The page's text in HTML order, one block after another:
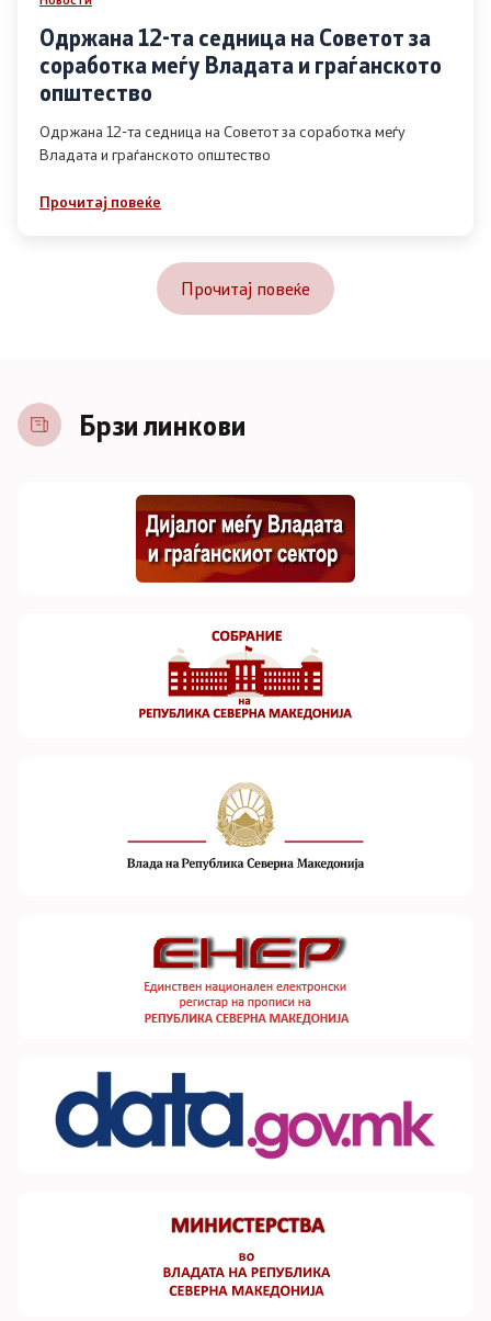
Одржана 12-та седница на Советот за
соработка меѓу Владата и граѓанското
општество
Одржана 12-та седница на Советот за соработка меѓу
Владата и граѓанското општество
Прочитај повеќе
Прочитај повеќе
Брзи линкови